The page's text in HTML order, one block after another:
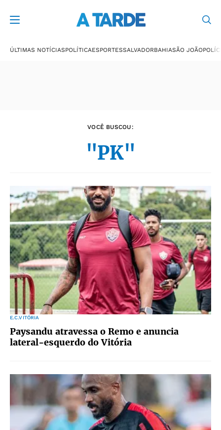
ÚLTIMAS NOTÍCIASPOLÍTICAESPORTESSALVADORBAHIASÃO JOÃO
VOCÊ BUSCOU:
"PK"
E.C.VITÓRIA
Paysandu atravessa o Remo e anuncia
lateral-esquerdo do Vitória